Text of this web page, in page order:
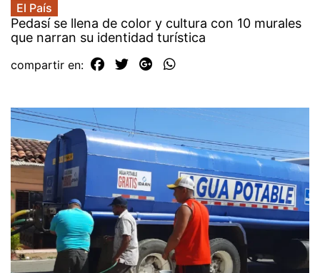
El País
Pedasí se llena de color y cultura con 10 murales
que narran su identidad turística
compartir en: